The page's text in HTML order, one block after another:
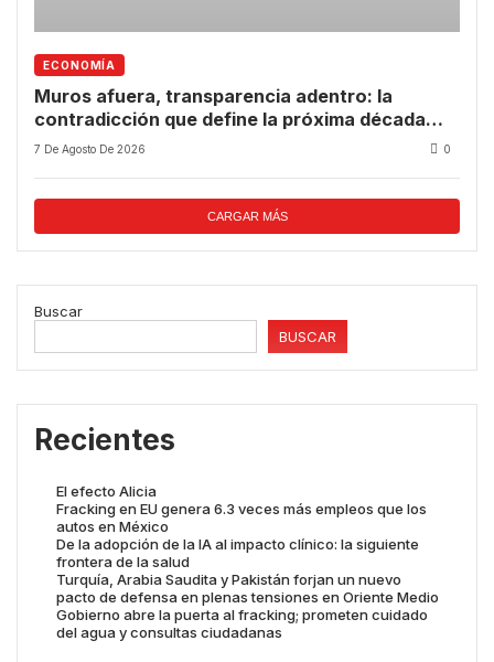
ECONOMÍA
Muros afuera, transparencia adentro: la
contradicción que define la próxima década
tecnológica
7 De Agosto De 2026 0
CARGAR MÁS
Buscar
BUSCAR
Recientes
El efecto Alicia
Fracking en EU genera 6.3 veces más empleos que los
autos en México
De la adopción de la IA al impacto clínico: la siguiente
frontera de la salud
Turquía, Arabia Saudita y Pakistán forjan un nuevo
pacto de defensa en plenas tensiones en Oriente Medio
Gobierno abre la puerta al fracking; prometen cuidado
del agua y consultas ciudadanas